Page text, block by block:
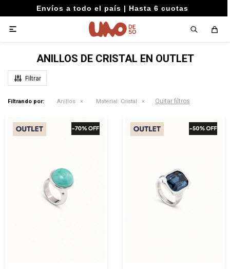
Envíos a todo el país | Hasta 6 cuotas

ANILLOS DE CRISTAL EN OUTLET
Filtrando por: Anillos Material: Cristal Quitar filtros